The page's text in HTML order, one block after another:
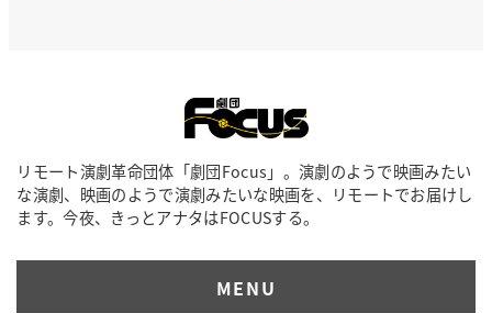
リモート演劇革命団体「劇団Focus」。演劇のようで映画みたい
な演劇、映画のようで演劇みたいな映画を、リモートでお届けし
ます。今夜、きっとアナタはFOCUSする。
MENU